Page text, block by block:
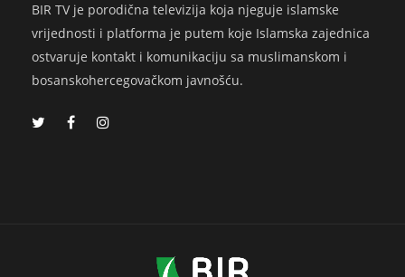
BIR TV je porodična televizija koja njeguje islamske
vrijednosti i platforma je putem koje Islamska zajednica
ostvaruje kontakt i komunikaciju sa muslimanskom i
bosanskohercegovačkom javnošću.